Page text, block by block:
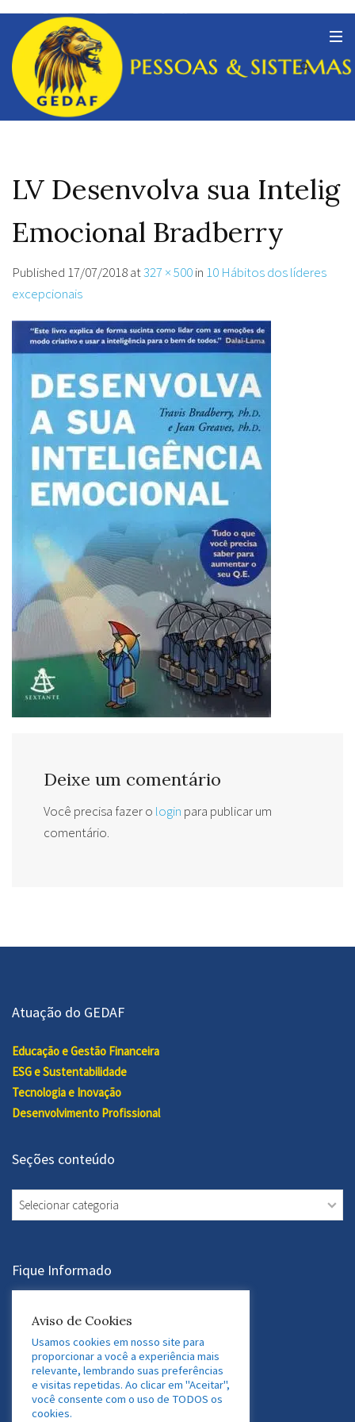
LV Desenvolva sua Intelig
Emocional Bradberry
Published 17/07/2018at327 × 500in 10 Hábitos dos líderes
excepcionais
Deixe um comentário
Você precisa fazer o login para publicar um
comentário.
Atuação do GEDAF
Educação e Gestão Financeira
ESG e Sustentabilidade
Tecnologia e Inovação
Desenvolvimento Profissional
Seções conteúdo
Seções
conteúdo
Fique Informado
Assine a Newsletter
Acesse nossas Redes Sociais
Aviso de Cookies
Usamos cookies em nosso site para
proporcionar a você a experiência mais
relevante, lembrando suas preferências
e visitas repetidas. Ao clicar em "Aceitar",
você consente com o uso de TODOS os
cookies.